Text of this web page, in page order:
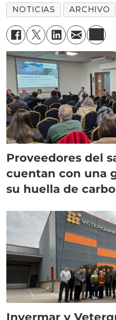
NOTICIAS ARCHIVO
Proveedores del
cuentan con una
su huella de
Invermar y